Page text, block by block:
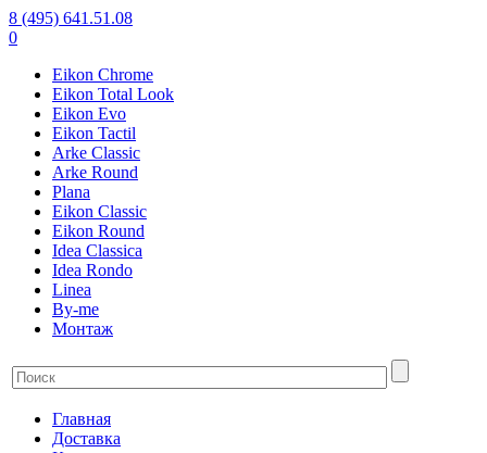
8 (495) 641.51.08
0
Eikon Chrome
Eikon Total Look
Eikon Evo
Eikon Tactil
Arke Classic
Arke Round
Plana
Eikon Classic
Eikon Round
Idea Classica
Idea Rondo
Linea
By-me
Монтаж
Главная
Доставка